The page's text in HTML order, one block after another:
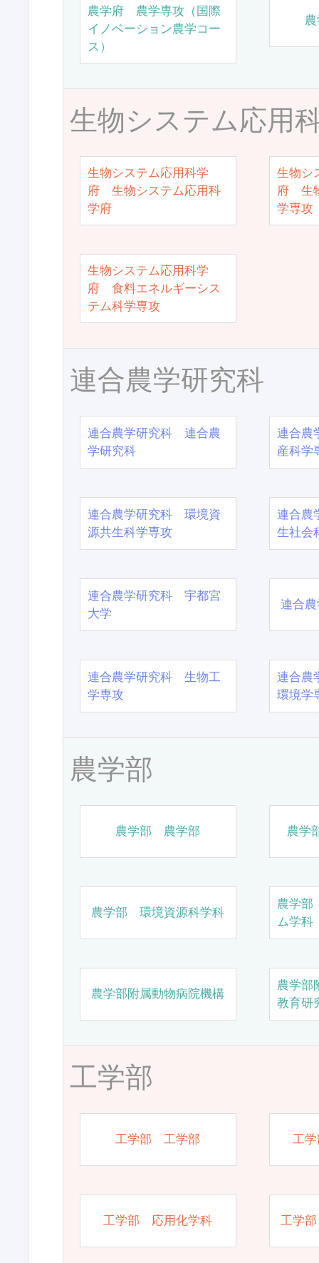
農学府 農学専攻（国際
イノベーション農学コー
ス）
生物システム応用
生物システム応用科学
府 生物システム応用科
学府
生物シ
府 生
学専攻
生物システム応用科学
府 食料エネルギーシス
テム科学専攻
連合農学研究科
連合農学研究科 連合農
学研究科
連合農
産科学
連合農学研究科 環境資
源共生科学専攻
連合農
生社会
連合農学研究科 宇都宮
大学
連合
連合農学研究科 生物工
学専攻
連合農
環境学
農学部
農学部 農学部 農学
農学部 環境資源科学科
農学
ム学科
農学部附属動物病院機構
農学部
教育研
工学部
工学部 工学部 工
工学部 応用化学科 工学